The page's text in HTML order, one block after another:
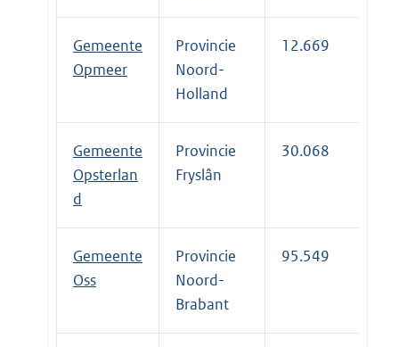
Gemeente
Opmeer
Provincie
Noord-
Holland
12.669
Gemeente
Opsterlan
d
Provincie
Fryslân
30.068
Gemeente
Oss
Provincie
Noord-
Brabant
95.549